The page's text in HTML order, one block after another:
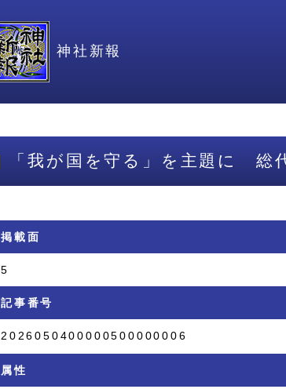
神社新報
「我が国を守る」を主題に 総
掲載面
5
記事番号
2026050400000500000006
属性